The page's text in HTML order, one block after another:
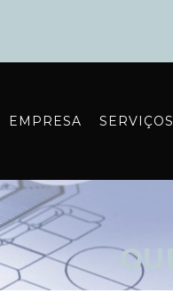
EMPRESA SERVIÇOS
OUR